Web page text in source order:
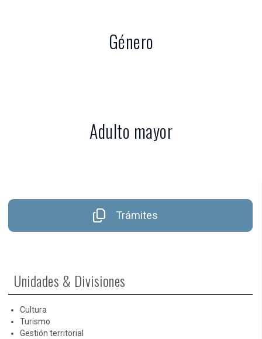
Género
Adulto mayor
Trámites
Unidades & Divisiones
Cultura
Turismo
Gestión territorial